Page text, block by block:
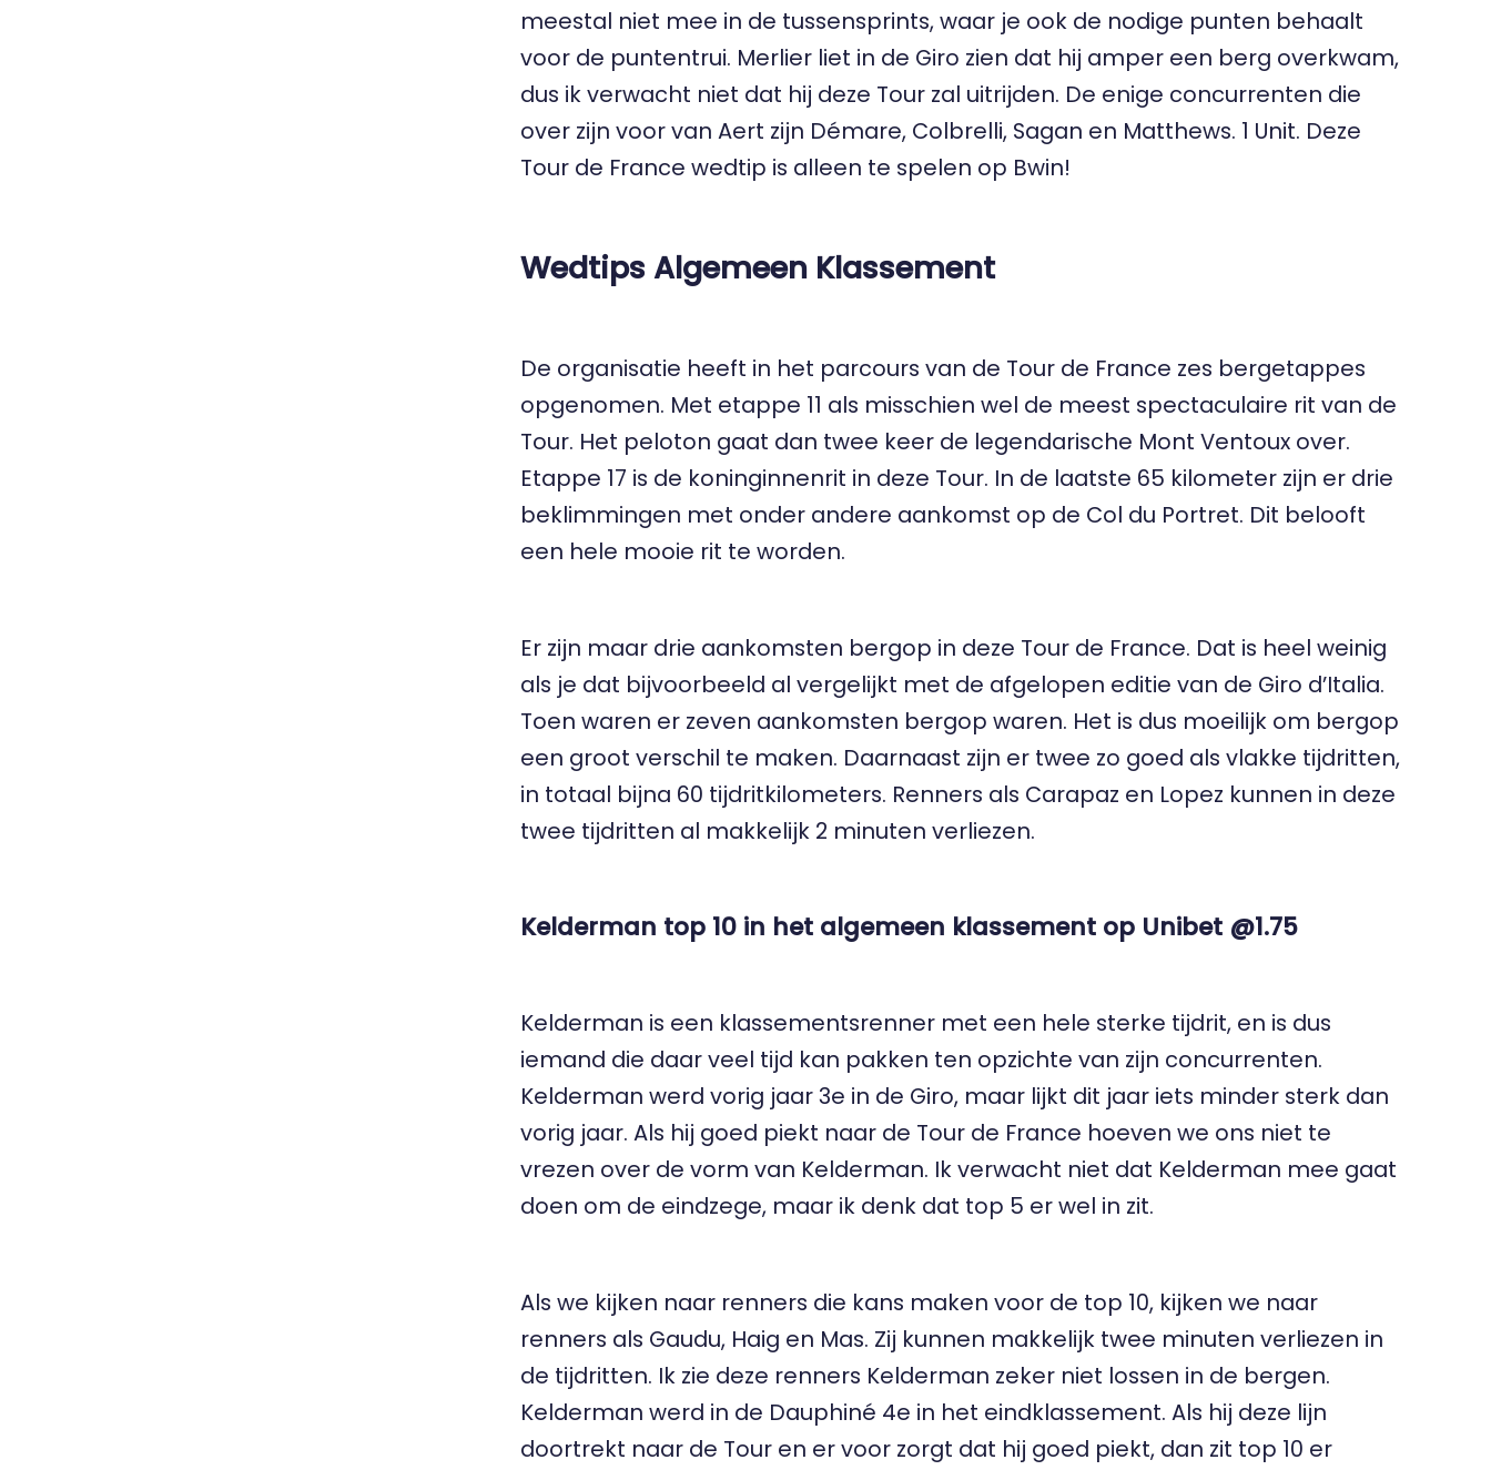
meestal niet mee in de tussensprints, waar je ook de nodige punten behaalt
voor de puntentrui. Merlier liet in de Giro zien dat hij amper een berg overkwam,
dus ik verwacht niet dat hij deze Tour zal uitrijden. De enige concurrenten die
over zijn voor van Aert zijn Démare, Colbrelli, Sagan en Matthews. 1 Unit. Deze
Tour de France wedtip is alleen te spelen op Bwin!
Wedtips Algemeen Klassement
De organisatie heeft in het parcours van de Tour de France zes bergetappes
opgenomen. Met etappe 11 als misschien wel de meest spectaculaire rit van de
Tour. Het peloton gaat dan twee keer de legendarische Mont Ventoux over.
Etappe 17 is de koninginnenrit in deze Tour. In de laatste 65 kilometer zijn er drie
beklimmingen met onder andere aankomst op de Col du Portret. Dit belooft
een hele mooie rit te worden.
Er zijn maar drie aankomsten bergop in deze Tour de France. Dat is heel weinig
als je dat bijvoorbeeld al vergelijkt met de afgelopen editie van de Giro d’Italia.
Toen waren er zeven aankomsten bergop waren. Het is dus moeilijk om bergop
een groot verschil te maken. Daarnaast zijn er twee zo goed als vlakke tijdritten,
in totaal bijna 60 tijdritkilometers. Renners als Carapaz en Lopez kunnen in deze
twee tijdritten al makkelijk 2 minuten verliezen.
Kelderman top 10 in het algemeen klassement op Unibet @1.75
Kelderman is een klassementsrenner met een hele sterke tijdrit, en is dus
iemand die daar veel tijd kan pakken ten opzichte van zijn concurrenten.
Kelderman werd vorig jaar 3e in de Giro, maar lijkt dit jaar iets minder sterk dan
vorig jaar. Als hij goed piekt naar de Tour de France hoeven we ons niet te
vrezen over de vorm van Kelderman. Ik verwacht niet dat Kelderman mee gaat
doen om de eindzege, maar ik denk dat top 5 er wel in zit.
Als we kijken naar renners die kans maken voor de top 10, kijken we naar
renners als Gaudu, Haig en Mas. Zij kunnen makkelijk twee minuten verliezen in
de tijdritten. Ik zie deze renners Kelderman zeker niet lossen in de bergen.
Kelderman werd in de Dauphiné 4e in het eindklassement. Als hij deze lijn
doortrekt naar de Tour en er voor zorgt dat hij goed piekt, dan zit top 10 er